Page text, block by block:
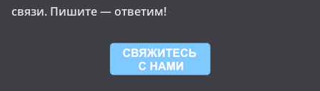
связи. Пишите — ответим!